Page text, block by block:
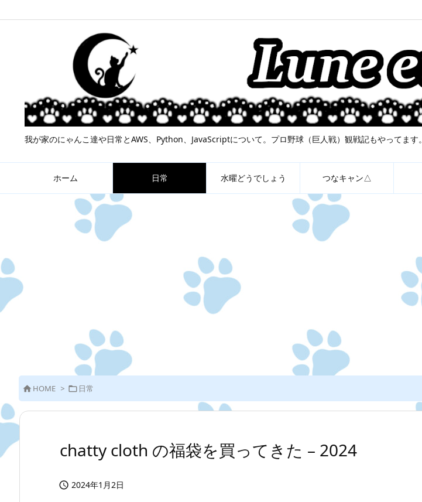
我が家のにゃんこ達や日常とAWS、Python、JavaScriptについて。プロ野球（巨人戦）観戦記もやってます。
ホーム 日常 水曜どうでしょう つなキャン△
 HOME >  日常
chatty cloth の福袋を買ってきた – 2024
 2024年1月2日